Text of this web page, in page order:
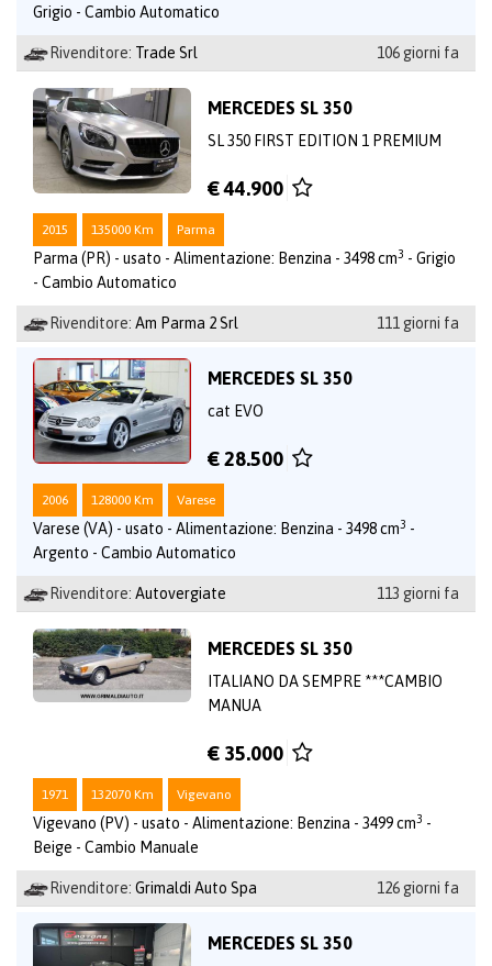
Grigio - Cambio Automatico
Rivenditore: Trade Srl 106 giorni fa
MERCEDES SL 350
SL 350 FIRST EDITION 1 PREMIUM
€ 44.900
2015 135000 Km Parma
Parma (PR) - usato - Alimentazione: Benzina - 3498 cm3 - Grigio
- Cambio Automatico
Rivenditore: Am Parma 2 Srl 111 giorni fa
MERCEDES SL 350
cat EVO
€ 28.500
2006 128000 Km Varese
Varese (VA) - usato - Alimentazione: Benzina - 3498 cm3 -
Argento - Cambio Automatico
Rivenditore: Autovergiate 113 giorni fa
MERCEDES SL 350
ITALIANO DA SEMPRE ***CAMBIO
MANUA
€ 35.000
1971 132070 Km Vigevano
Vigevano (PV) - usato - Alimentazione: Benzina - 3499 cm3 -
Beige - Cambio Manuale
Rivenditore: Grimaldi Auto Spa 126 giorni fa
MERCEDES SL 350